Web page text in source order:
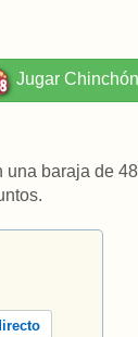
Jugar
baraja de